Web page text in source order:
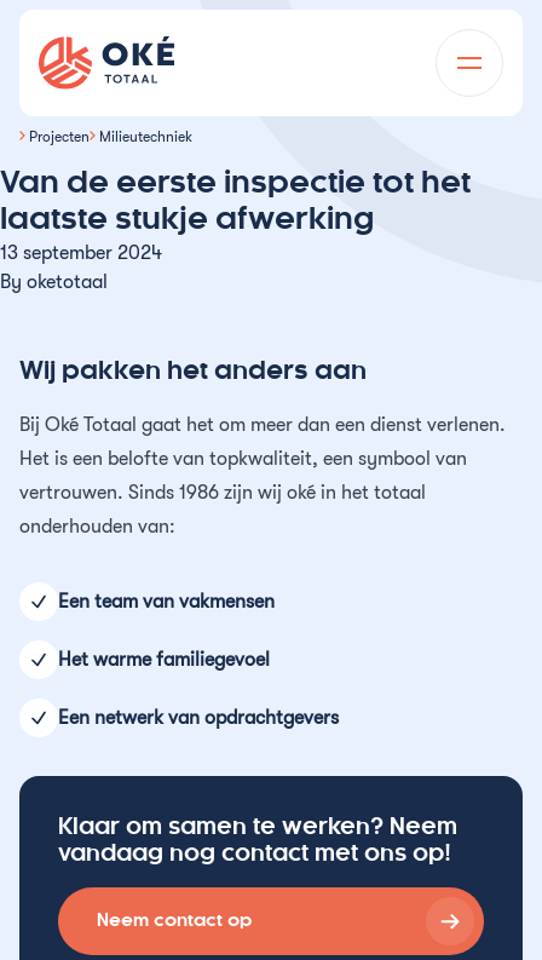
Oké Totaal
Voor wie
Onderwijsinstellingen
Vastgoedbeheerders
Horeca & toerisme
Kantoren
Vastgoedonderhoud
Mutatieonderhoud
Gevelonderhoud
Installatietechniek in de regio
Milieutechniek
Advies en projectbegeleiding
Asbest duurzaam afschermen
Schoonmaak
Schoonmaak bij oplevering
Ondersteuning op locatie
Over ons
Geschiedenis
Certificeringen
Team
Vacatures
Thema’s
Opdrachtgevers
Projecten Milieutechniek
Van de eerste inspectie tot het
laatste stukje afwerking
13 september 2024
By oketotaal
Wij pakken het anders aan
Bij Oké Totaal gaat het om meer dan een dienst verlenen.
Het is een belofte van topkwaliteit, een symbool van
vertrouwen. Sinds 1986 zijn wij oké in het totaal
onderhouden van:
Een team van vakmensen
Het warme familiegevoel
Een netwerk van opdrachtgevers
Klaar om samen te werken? Neem
vandaag nog contact met ons op!
Neem contact op